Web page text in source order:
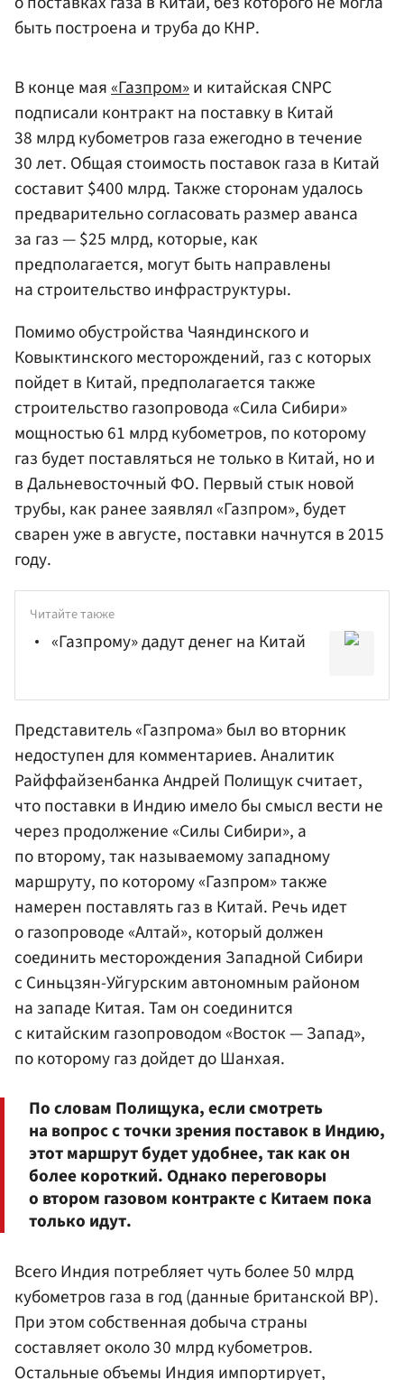
быть построена и труба до КНР.
В конце мая«Газпром»и китайская CNPC
подписали контракт на поставку в Китай
38 млрд кубометров газа ежегодно в течение
30 лет. Общая стоимость поставок газа в Китай
составит $400 млрд. Также сторонам удалось
предварительно согласовать размер аванса
за газ — $25 млрд, которые, как
предполагается, могут быть направлены
на строительство инфраструктуры.
Помимо обустройства Чаяндинского и
Ковыктинского месторождений, газ с которых
пойдет в Китай, предполагается также
строительство газопровода «Сила Сибири»
мощностью 61 млрд кубометров, по которому
газ будет поставляться не только в Китай, но и
в Дальневосточный ФО. Первый стык новой
трубы, как ранее заявлял «Газпром», будет
сварен уже в августе, поставки начнутся в 2015
году.
Читайте также
«Газпрому» дадут денег на Китай
Представитель «Газпрома» был во вторник
недоступен для комментариев. Аналитик
РайффайзенбанкаАндрей Полищук считает,
что поставки в Индию имело бы смысл вести не
через продолжение «Силы Сибири», а
по второму, так называемому западному
маршруту, по которому «Газпром» также
намерен поставлять газ в Китай. Речь идет
о газопроводе «Алтай», который должен
соединить месторождения Западной Сибири
с Синьцзян-Уйгурским автономным районом
на западе Китая. Там он соединится
с китайским газопроводом «Восток — Запад»,
по которому газ дойдет до Шанхая.
По словам Полищука, если смотреть
на вопрос с точки зрения поставок в Индию,
этот маршрут будет удобнее, так как он
более короткий. Однако переговоры
о втором газовом контракте с Китаем пока
только идут.
Всего Индия потребляет чуть более 50 млрд
кубометров газа в год (данные британской ВР).
При этом собственная добыча страны
составляет около 30 млрд кубометров.
Остальные объемы Индия импортирует,